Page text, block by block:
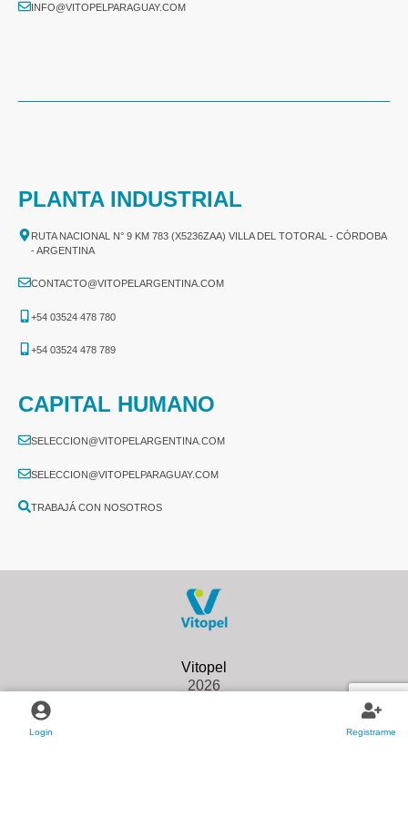
Login Registrarme
INFO@VITOPELPARAGUAY.COM
PLANTA INDUSTRIAL
RUTA NACIONAL N° 9 KM 783 (X5236ZAA) VILLA DEL TOTORAL - CÓRDOBA
- ARGENTINA
CONTACTO@VITOPELARGENTINA.COM
+54 03524 478 780​
+54 03524 478 789​
CAPITAL HUMANO
SELECCION@VITOPELARGENTINA.COM
SELECCION@VITOPELPARAGUAY.COM
TRABAJÁ CON NOSOTROS
2026